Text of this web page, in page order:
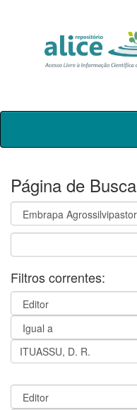
Skip
Página de Busca
Filtros correntes: